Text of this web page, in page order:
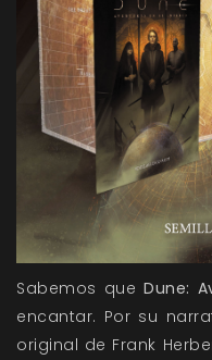
Sabemos queDune:
encantar. Por su
original de Frank